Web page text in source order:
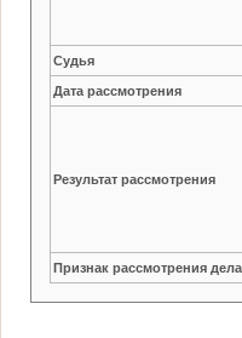
Судья
Дата рассмотрения
Результат рассмотрения
Признак рассмотрения дела